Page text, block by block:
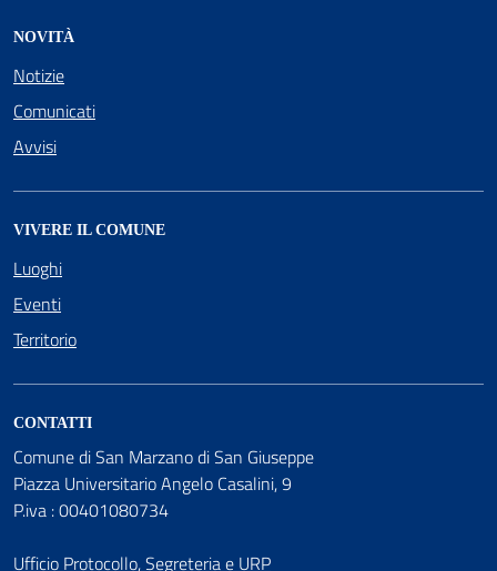
NOVITÀ
Notizie
Comunicati
Avvisi
VIVERE IL COMUNE
Luoghi
Eventi
Territorio
CONTATTI
Comune di San Marzano di San Giuseppe
Piazza Universitario Angelo Casalini, 9
P.iva : 00401080734
Ufficio Protocollo, Segreteria e URP